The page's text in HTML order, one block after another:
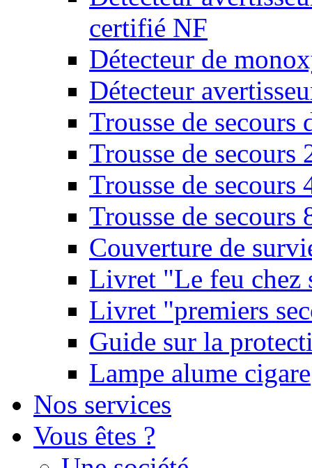
certifié NF
Détecteur de
Détecteur
Trousse de secours
Trousse de secours
Trousse de secours
Trousse de secours
Couverture de
Livret "Le feu chez
Livret "premiers
Guide sur la
Lampe alume cigare
Nos services
Vous êtes ?